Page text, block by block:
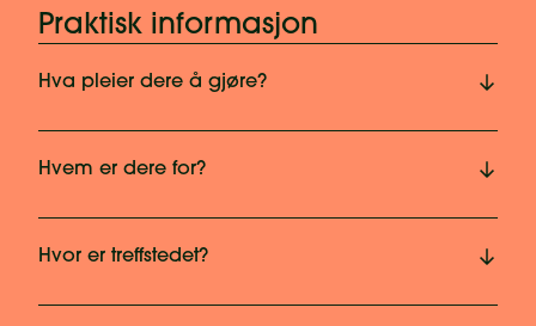
Praktisk informasjon
Hva pleier dere å gjøre?
Hvem er dere for?
Hvor er treffstedet?